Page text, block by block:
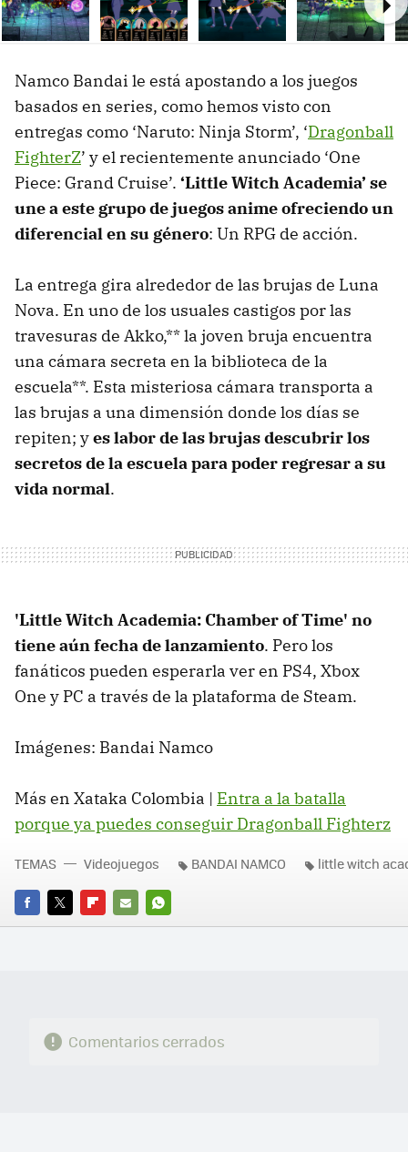
Namco Bandai le está apostando a los juegos
basados en series, como hemos visto con
entregas como ‘Naruto: Ninja Storm’, ‘Dragonball
FighterZ’ y el recientemente anunciado ‘One
Piece: Grand Cruise’. ‘Little Witch Academia’ se
une a este grupo de juegos anime ofreciendo un
diferencial en su género: Un RPG de acción.
La entrega gira alrededor de las brujas de Luna
Nova. En uno de los usuales castigos por las
travesuras de Akko,** la joven bruja encuentra
una cámara secreta en la biblioteca de la
escuela**. Esta misteriosa cámara transporta a
las brujas a una dimensión donde los días se
repiten; yes labor de las brujas descubrir los
secretos de la escuela para poder regresar a su
vida normal.
'Little Witch Academia: Chamber of Time' no
tiene aún fecha de lanzamiento. Pero los
fanáticos pueden esperarla ver en PS4, Xbox
One y PC a través de la plataforma de Steam.
Imágenes: Bandai Namco
Más en Xataka Colombia | Entra a la batalla
porque ya puedes conseguir Dragonball Fighterz
FACEBOOK
TWITTERFLIPBOARD
E-
WHATSAPP
TEMAS Videojuegos BANDAI NAMCO little witch
Comentarios cerrados